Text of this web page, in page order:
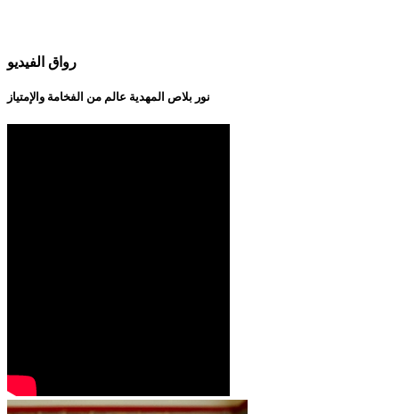
رواق الفيديو
نور بلاص المهدية عالم من الفخامة والإمتياز